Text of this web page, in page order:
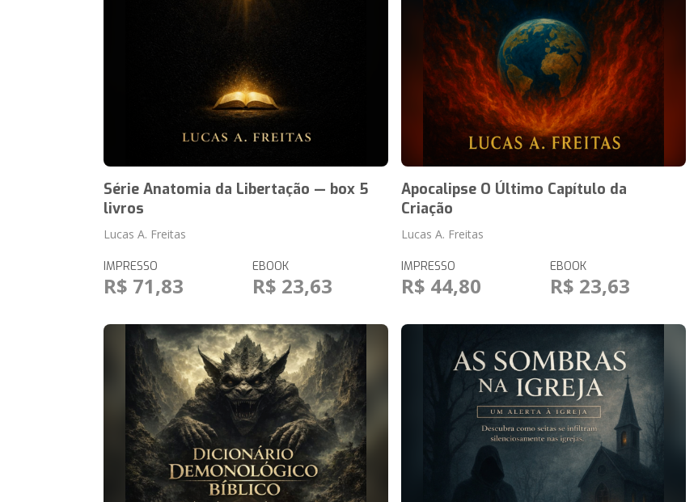
Série Anatomia da Libertação — box 5
livros
Lucas A. Freitas
IMPRESSO
R$ 71,83
EBOOK
R$ 23,63
Apocalipse O Último Capítulo da
Criação
Lucas A. Freitas
IMPRESSO
R$ 44,80
EBOOK
R$ 23,63